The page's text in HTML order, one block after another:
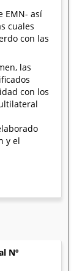
EMN- así
cuales
con las
las
con los
y el
Nº